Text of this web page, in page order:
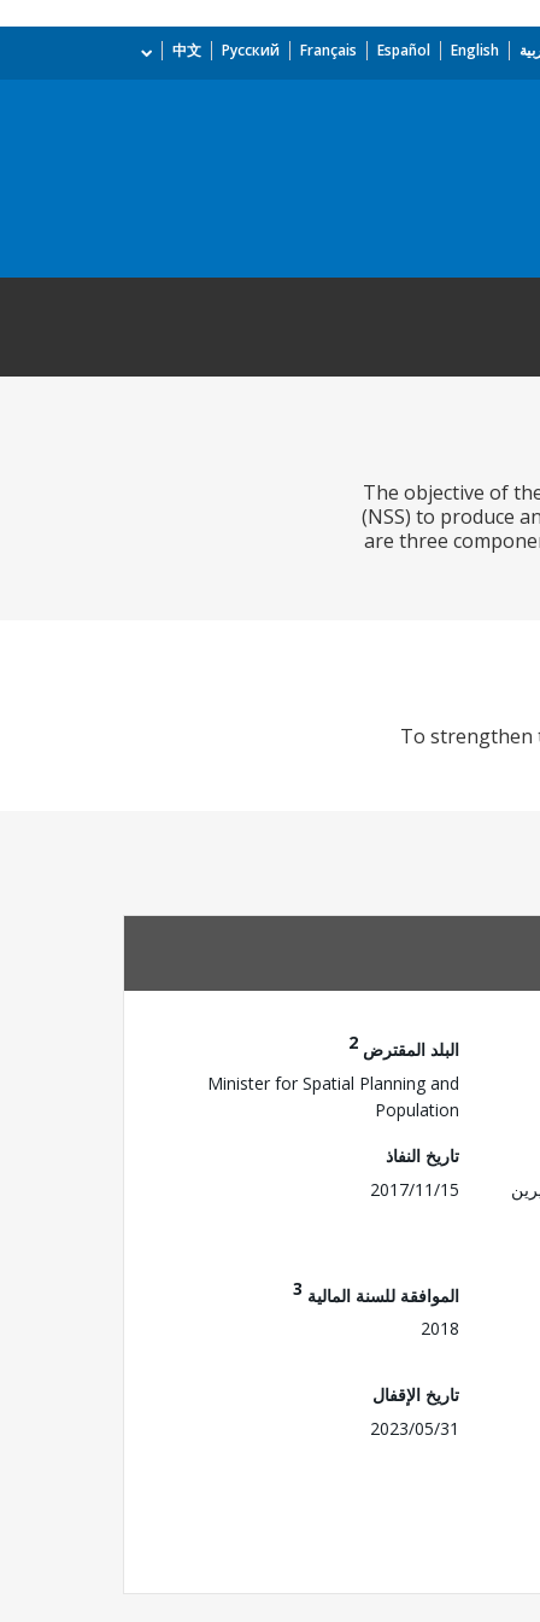
English
Español
Français
Русский
中文
The objective of
(NSS) to produce
are three
To strengthen
البلد المقترض 2
Minister for Spatial Planning and
Population
تاريخ النفاذ
2017/11/15
الموافقة للسنة المالية 3
2018
تاريخ الإقفال
2023/05/31